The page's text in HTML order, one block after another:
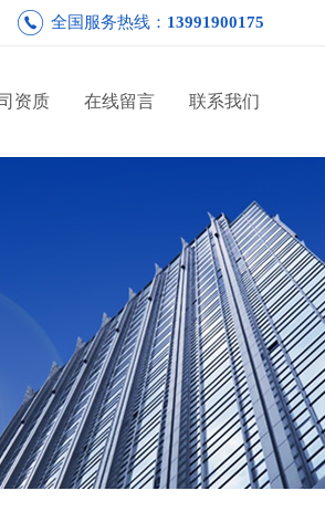
全国服务热线： 13991900175
资质 在线留言 联系我们